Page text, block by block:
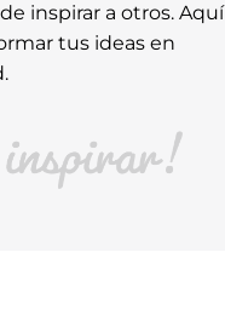
inspirar a otros. Aquí
tus ideas en